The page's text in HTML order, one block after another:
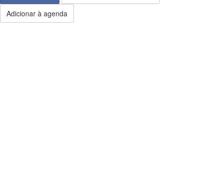
Adicionar à agenda